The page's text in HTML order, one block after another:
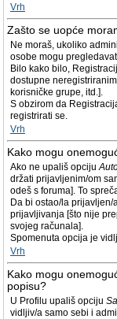
Vrh
Zašto se uopće
Ne moraš, ukoliko
osobe mogu
Bilo kako bilo,
dostupne
korisničke grupe, itd.].
S obzirom da
registrirati se.
Vrh
Kako mogu
Ako ne upališ opciju
držati prijavljenim/om
odeš s foruma]. To
Da bi ostao/la
prijavljivanja [što nije
svojeg računala].
Spomenuta opcija je
Vrh
Kako mogu
popisu?
U Profilu upališ opciju
vidljiv/a samo sebi i